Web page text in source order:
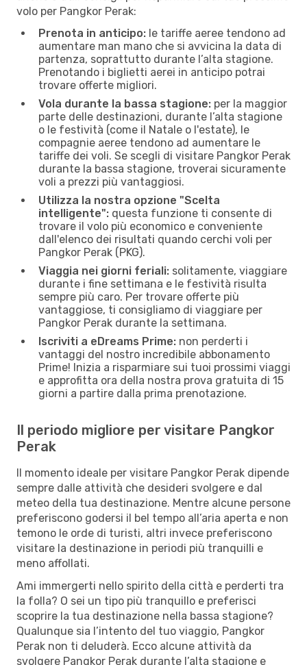
volo per Pangkor Perak:
Prenota in anticipo: le tariffe aeree tendono ad
aumentare man mano che si avvicina la data di
partenza, soprattutto durante l’alta stagione.
Prenotando i biglietti aerei in anticipo potrai
trovare offerte migliori.
Vola durante la bassa stagione: per la maggior
parte delle destinazioni, durante l’alta stagione
o le festività (come il Natale o l'estate), le
compagnie aeree tendono ad aumentare le
tariffe dei voli. Se scegli di visitare Pangkor Perak
durante la bassa stagione, troverai sicuramente
voli a prezzi più vantaggiosi.
Utilizza la nostra opzione "Scelta
intelligente": questa funzione ti consente di
trovare il volo più economico e conveniente
dall'elenco dei risultati quando cerchi voli per
Pangkor Perak (PKG).
Viaggia nei giorni feriali: solitamente, viaggiare
durante i fine settimana e le festività risulta
sempre più caro. Per trovare offerte più
vantaggiose, ti consigliamo di viaggiare per
Pangkor Perak durante la settimana.
Iscriviti a eDreams Prime: non perderti i
vantaggi del nostro incredibile abbonamento
Prime! Inizia a risparmiare sui tuoi prossimi viaggi
e approfitta ora della nostra prova gratuita di 15
giorni a partire dalla prima prenotazione.
Il periodo migliore per visitare Pangkor
Perak
Il momento ideale per visitare Pangkor Perak dipende
sempre dalle attività che desideri svolgere e dal
meteo della tua destinazione. Mentre alcune persone
preferiscono godersi il bel tempo all’aria aperta e non
temono le orde di turisti, altri invece preferiscono
visitare la destinazione in periodi più tranquilli e
meno affollati.
Ami immergerti nello spirito della città e perderti tra
la folla? O sei un tipo più tranquillo e preferisci
scoprire la tua destinazione nella bassa stagione?
Qualunque sia l’intento del tuo viaggio, Pangkor
Perak non ti deluderà. Ecco alcune attività da
svolgere Pangkor Perak durante l’alta stagione e